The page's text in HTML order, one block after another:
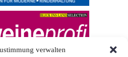
verwalten